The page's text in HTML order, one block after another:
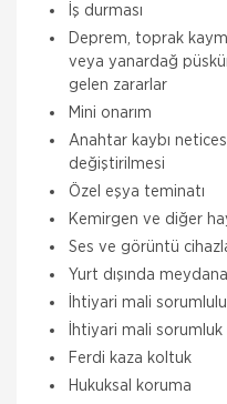
İş durması
Deprem, toprak
veya yanardağ
gelen zararlar
Mini onarım
Anahtar kaybı
değiştirilmesi
Özel eşya teminatı
Kemirgen ve diğer
Ses ve görüntü
Yurt dışında
İhtiyari mali
İhtiyari mali
Ferdi kaza koltuk
Hukuksal koruma